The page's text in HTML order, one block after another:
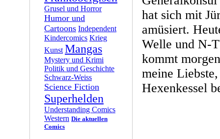
Grusel und Horror
Humor und
Cartoons Independent
Kindercomics Krieg
Kunst Mangas
Mystery und Krimi
Politik und Geschichte
Schwarz-Weiss
Science Fiction
Superhelden
Understanding Comics
Western Die aktuellen
Comics
hat sich mit
amüsiert.
Welle und N-
kommt
meine
Hexenkessel